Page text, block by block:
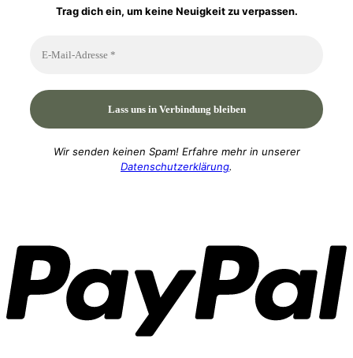
Trag dich ein, um keine Neuigkeit zu verpassen.
Wir senden keinen Spam! Erfahre mehr in unserer
Datenschutzerklärung.